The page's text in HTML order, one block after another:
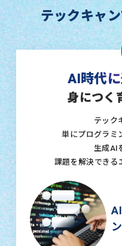
テックキャ
AI時代
身につく
テック
単にプログラミ
生成AI
課題を解決できる